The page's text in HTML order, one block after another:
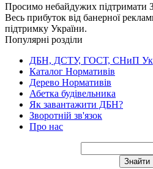
Просимо небайдужих підтримати
Весь прибуток від банерної
підтримку України.
Популярні розділи
ДБН, ДСТУ, ГОСТ, СНиП
Каталог Нормативів
Дерево Нормативів
Абетка будівельника
Як завантажити ДБН?
Зворотній зв'язок
Про нас